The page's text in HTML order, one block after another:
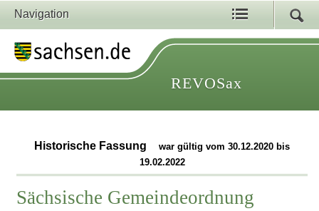
Navigation
REVOSax
Historische Fassung
war gültig vom 30.12.2020 bis
19.02.2022
Sächsische Gemeindeordnung